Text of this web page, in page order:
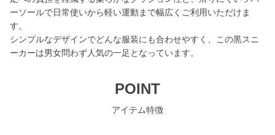
ーソールで日常使いから軽い運動まで幅広くご利用いただけま
す。
シンプルなデザインでどんな服装にも合わせやすく、この黒スニ
ーカーは男女問わず人気の一足となっています。
POINT
アイテム特徴